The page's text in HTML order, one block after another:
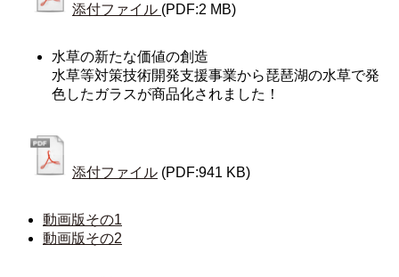
添付ファイル (PDF:2 MB)
水草の新たな価値の創造
水草等対策技術開発支援事業から琵琶湖の水草で発
色したガラスが商品化されました！
添付ファイル (PDF:941 KB)
動画版その1
動画版その2